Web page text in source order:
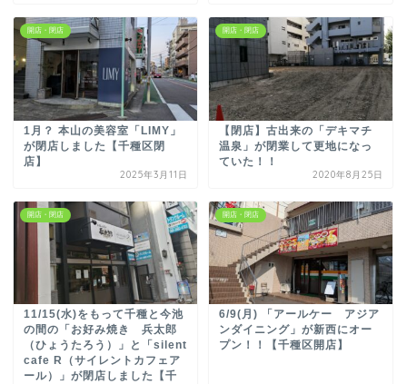
開店・閉店
1月？ 本山の美容室「LIMY」
が閉店しました【千種区閉
店】
2025年3月11日
開店・閉店
【閉店】古出来の「デキマチ
温泉」が閉業して更地になっ
ていた！！
2020年8月25日
開店・閉店
11/15(水)をもって千種と今池
の間の「お好み焼き 兵太郎
（ひょうたろう）」と「silent
cafe R（サイレントカフェア
ール）」が閉店しました【千
開店・閉店
6/9(月) 「アールケー アジア
ンダイニング」が新西にオー
プン！！【千種区開店】